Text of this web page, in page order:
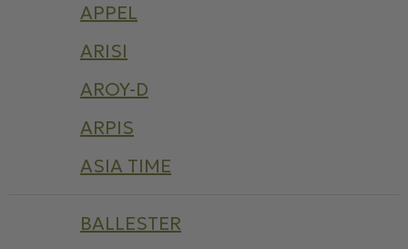
APPEL
ARISI
AROY-D
ARPIS
ASIA TIME
BALLESTER